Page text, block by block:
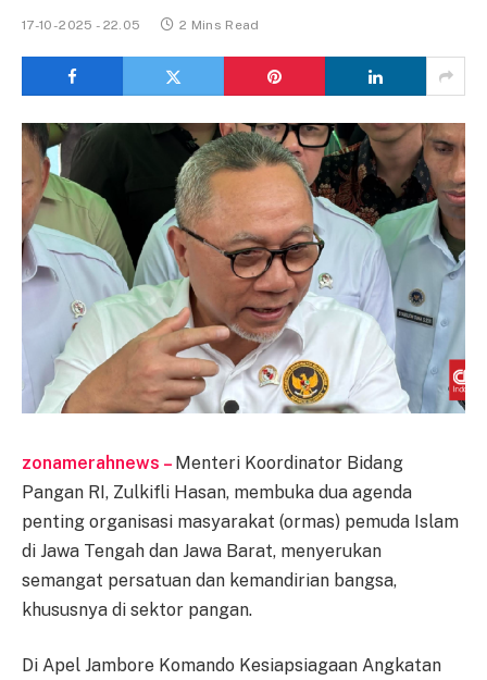
17-10-2025 - 22.05 2 Mins Read
zonamerahnews – Menteri Koordinator Bidang
Pangan RI, Zulkifli Hasan, membuka dua agenda
penting organisasi masyarakat (ormas) pemuda Islam
di Jawa Tengah dan Jawa Barat, menyerukan
semangat persatuan dan kemandirian bangsa,
khususnya di sektor pangan.
Di Apel Jambore Komando Kesiapsiagaan Angkatan